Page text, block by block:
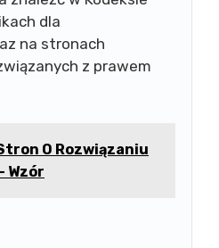
dla
na stronach
z prawem
O Rozwiązaniu
Wzór